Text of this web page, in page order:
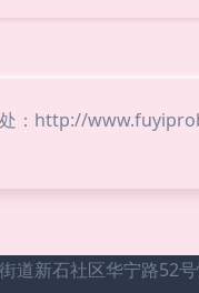
处：http://
道新石社区华宁路52